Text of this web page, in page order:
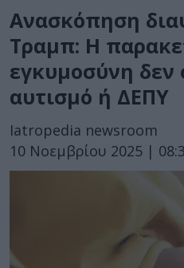
Ανασκόπηση
Τραμπ: Η
εγκυμοσύνη δεν
αυτισμό ή ΔΕΠΥ
Iatropedia newsroom
10 Νοεμβρίου 2025 |